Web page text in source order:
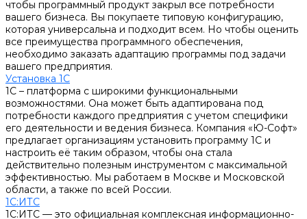
чтобы программный продукт закрыл все потребности
вашего бизнеса. Вы покупаете типовую конфигурацию,
которая универсальна и подходит всем. Но чтобы оценить
все преимущества программного обеспечения,
необходимо заказать адаптацию программы под задачи
вашего предприятия.
Установка 1С
1С – платформа с широкими функциональными
возможностями. Она может быть адаптирована под
потребности каждого предприятия с учетом специфики
его деятельности и ведения бизнеса. Компания «Ю-Софт»
предлагает организациям установить программу 1С и
настроить её таким образом, чтобы она стала
действительно полезным инструментом с максимальной
эффективностью. Мы работаем в Москве и Московской
области, а также по всей России.
1С:ИТС
1С:ИТС — это официальная комплексная информационно-